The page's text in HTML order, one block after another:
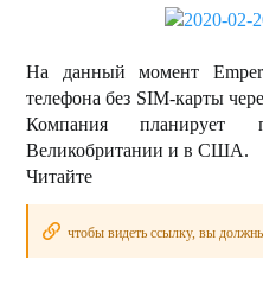
На данный момент
телефона без SIM-карты
Компания планирует
Великобритании и в США.
чтобы видеть ссылку, вы